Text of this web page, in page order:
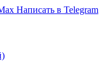
Написать в Telegram